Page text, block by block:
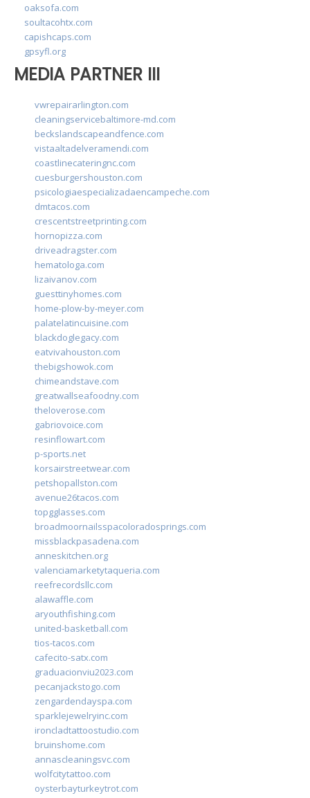
oaksofa.com
soultacohtx.com
capishcaps.com
gpsyfl.org
MEDIA PARTNER III
vwrepairarlington.com
cleaningservicebaltimore-md.com
beckslandscapeandfence.com
vistaaltadelveramendi.com
coastlinecateringnc.com
cuesburgershouston.com
psicologiaespecializadaencampeche.com
dmtacos.com
crescentstreetprinting.com
hornopizza.com
driveadragster.com
hematologa.com
lizaivanov.com
guesttinyhomes.com
home-plow-by-meyer.com
palatelatincuisine.com
blackdoglegacy.com
eatvivahouston.com
thebigshowok.com
chimeandstave.com
greatwallseafoodny.com
theloverose.com
gabriovoice.com
resinflowart.com
p-sports.net
korsairstreetwear.com
petshopallston.com
avenue26tacos.com
topgglasses.com
broadmoornailsspacoloradosprings.com
missblackpasadena.com
anneskitchen.org
valenciamarketytaqueria.com
reefrecordsllc.com
alawaffle.com
aryouthfishing.com
united-basketball.com
tios-tacos.com
cafecito-satx.com
graduacionviu2023.com
pecanjackstogo.com
zengardendayspa.com
sparklejewelryinc.com
ironcladtattoostudio.com
bruinshome.com
annascleaningsvc.com
wolfcitytattoo.com
oysterbayturkeytrot.com